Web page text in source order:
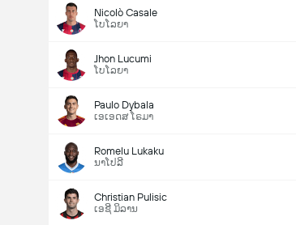
Nicolò Casale
ໂບໂລຍາ
Jhon Lucumi
ໂບໂລຍາ
Paulo Dybala
ເອເອດສ ໂຣມາ
Romelu Lukaku
ນາໂປລີ
Christian Pulisic
ເອຊີ ມິລານ